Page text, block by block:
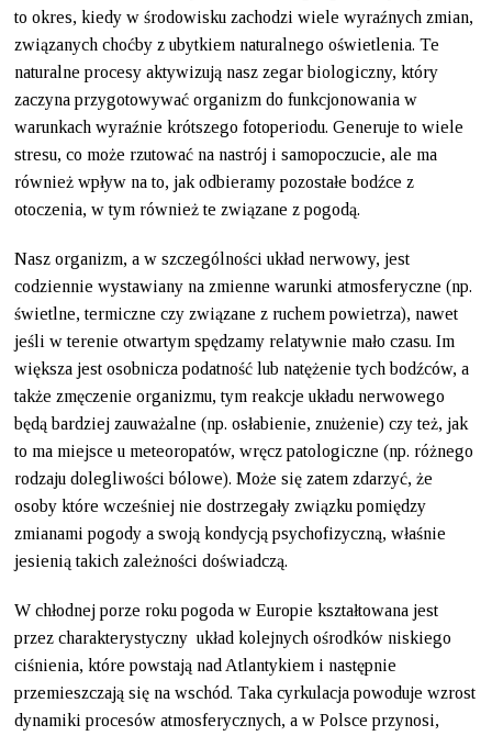
to okres, kiedy w środowisku zachodzi wiele wyraźnych zmian,
związanych choćby z ubytkiem naturalnego oświetlenia. Te
naturalne procesy aktywizują nasz zegar biologiczny, który
zaczyna przygotowywać organizm do funkcjonowania w
warunkach wyraźnie krótszego fotoperiodu. Generuje to wiele
stresu, co może rzutować na nastrój i samopoczucie, ale ma
również wpływ na to, jak odbieramy pozostałe bodźce z
otoczenia, w tym również te związane z pogodą.
Nasz organizm, a w szczególności układ nerwowy, jest
codziennie wystawiany na zmienne warunki atmosferyczne (np.
świetlne, termiczne czy związane z ruchem powietrza), nawet
jeśli w terenie otwartym spędzamy relatywnie mało czasu. Im
większa jest osobnicza podatność lub natężenie tych bodźców, a
także zmęczenie organizmu, tym reakcje układu nerwowego
będą bardziej zauważalne (np. osłabienie, znużenie) czy też, jak
to ma miejsce u meteoropatów, wręcz patologiczne (np. różnego
rodzaju dolegliwości bólowe). Może się zatem zdarzyć, że
osoby które wcześniej nie dostrzegały związku pomiędzy
zmianami pogody a swoją kondycją psychofizyczną, właśnie
jesienią takich zależności doświadczą.
W chłodnej porze roku pogoda w Europie kształtowana jest
przez charakterystyczny układ kolejnych ośrodków niskiego
ciśnienia, które powstają nad Atlantykiem i następnie
przemieszczają się na wschód. Taka cyrkulacja powoduje wzrost
dynamiki procesów atmosferycznych, a w Polsce przynosi,